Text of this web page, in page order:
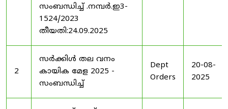
സംബന്ധിച്ച് .നമ്പർ.ഇ3-
1524/2023
തീയതി:24.09.2025
2
സർക്കിൾ തല വനം
കായിക മേള 2025 -
സംബന്ധിച്ച്
Dept
Orders
20-08-
2025